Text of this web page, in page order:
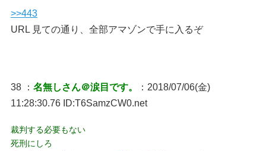
>>443
URL 見ての通り、全部アマゾンで手に入るぞ
38 ： 名無しさん＠涙目です。
：2018/07/06(金)
11:28:30.76 ID:T6SamzCW0.net
裁判する必要もない
死刑にしろ